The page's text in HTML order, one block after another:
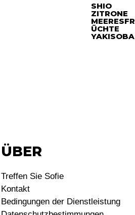
SHIO
ZITRONE
MEERESFR
ÜCHTE
YAKISOBA
ÜBER
Treffen Sie Sofie
Kontakt
Bedingungen der Dienstleistung